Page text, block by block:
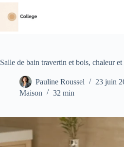
Passer
contenu
Salle de bain travertin et bois, chaleur
Pauline Roussel
23 juin
Maison
32 min